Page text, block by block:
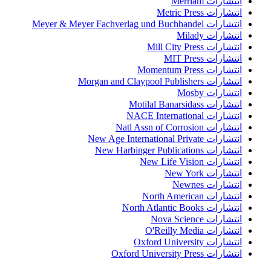
انتشارات Metric Press
انتشارات Meyer & Meyer Fachverlag und Buchhandel
انتشارات Milady
انتشارات Mill City Press
انتشارات MIT Press
انتشارات Momentum Press
انتشارات Morgan and Claypool Publishers
انتشارات Mosby
انتشارات Motilal Banarsidass
انتشارات NACE International
انتشارات Natl Assn of Corrosion
انتشارات New Age International Private
انتشارات New Harbinger Publications
انتشارات New Life Vision
انتشارات New York
انتشارات Newnes
انتشارات North American
انتشارات North Atlantic Books
انتشارات Nova Science
انتشارات O'Reilly Media
انتشارات Oxford University
انتشارات Oxford University Press